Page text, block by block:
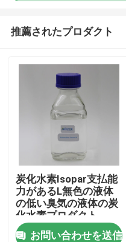
推薦されたプロダクト
炭化水素Isopar支払能
力があるL無色の液体
の低い臭気の液体の炭
化水素プロダクト
お問い合わせを送信